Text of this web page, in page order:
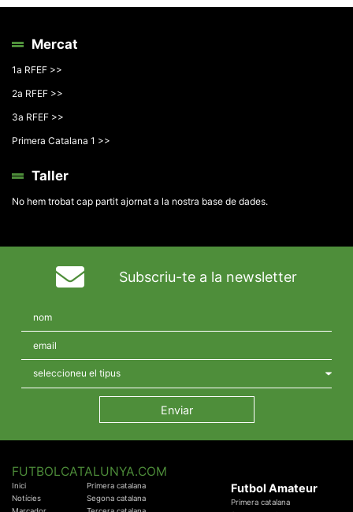
Mercat
1a RFEF >>
2a RFEF >>
3a RFEF >>
Primera Catalana 1 >>
Taller
No hem trobat cap partit ajornat a la nostra base de dades.
Subscriu-te a la newsletter
FUTBOLCATALUNYA.COM
Inici
Notícies
Primera catalana
Segona catalana
Futbol Amateur
Primera catalana